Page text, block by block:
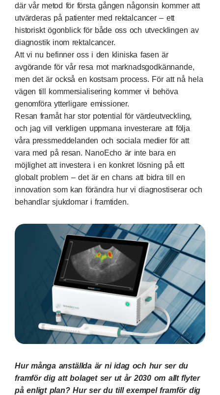
där vår metod för första gången någonsin kommer att
utvärderas på patienter med rektalcancer – ett
historiskt ögonblick för både oss och utvecklingen av
diagnostik inom rektalcancer.
Att vi nu befinner oss i den kliniska fasen är
avgörande för vår resa mot marknadsgodkännande,
men det är också en kostsam process. För att nå hela
vägen till kommersialisering kommer vi behöva
genomföra ytterligare emissioner.
Resan framåt har stor potential för värdeutveckling,
och jag vill verkligen uppmana investerare att följa
våra pressmeddelanden och sociala medier för att
vara med på resan. NanoEcho är inte bara en
möjlighet att investera i en konkret lösning på ett
globalt problem – det är en chans att bidra till en
innovation som kan förändra hur vi diagnostiserar och
behandlar sjukdomar i framtiden.
Hur många anställda är ni idag och hur ser du
framför dig att bolaget ser ut år 2030 om allt flyter
på enligt plan? Hur ser du till exempel framför dig